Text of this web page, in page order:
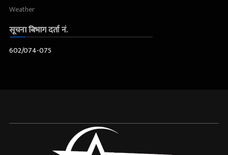
Weather
सूचना बिभाग दर्ता नं.
602/074-075